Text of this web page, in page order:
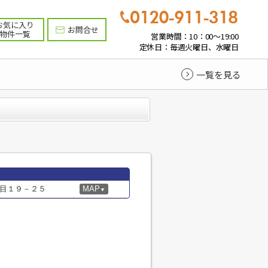
気に入り
件一覧 お問合せ
営業時間：10：00～19:00
定休日：毎週火曜日、水曜日
一覧を見る
１９－２５ MAP ▼